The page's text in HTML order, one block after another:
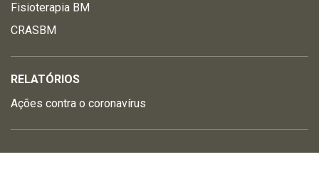
Fisioterapia BM
CRASBM
RELATÓRIOS
Ações contra o coronavírus